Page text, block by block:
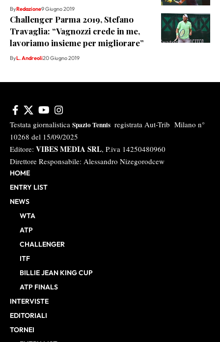
ByRedazione9 Giugno 2019
Challenger Parma 2019, Stefano
Travaglia: “Vagnozzi crede in me,
lavoriamo insieme per migliorare”
ByL. Andreoli20 Giugno 2019
Testata giornalistica Spazio Tennis registrata Aut-Trib Milano n°
10268 del 15/09/2025
Editore: VIBES MEDIA SRL, P.iva 14250480960
Direttore Responsabile: Alessandro Nizegorodcew
HOME
ENTRY LIST
NEWS
WTA
ATP
CHALLENGER
ITF
BILLIE JEAN KING CUP
ATP FINALS
INTERVISTE
EDITORIALI
TORNEI